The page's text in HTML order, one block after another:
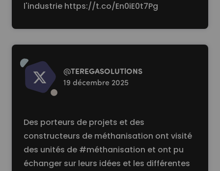
l'industrie https://t.co/En0iE0t7Pg
Read more
@TEREGASOLUTlONS
19 décembre 2025
Des porteurs de projets et des
constructeurs de méthanisation ont visité
des unités de #méthanisation et ont pu
échanger sur leurs idées et les différentes